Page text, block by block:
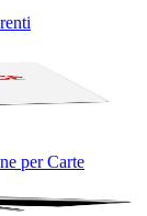
per Carte